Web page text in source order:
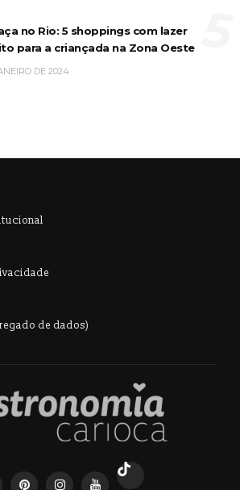
no Rio: 5 shoppings com lazer
para a criançada na Zona Oeste
DE 2024
de dados)